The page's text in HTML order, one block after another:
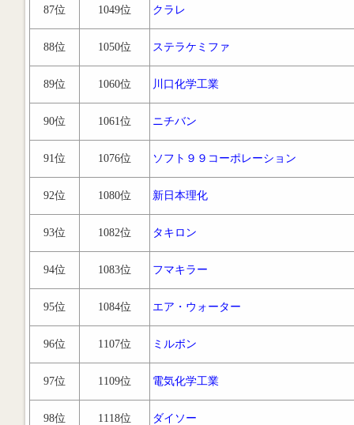
87位 1049位 クラレ
88位 1050位 ステラケミファ
89位 1060位 川口化学工業
90位 1061位 ニチバン
91位 1076位 ソフト９９コーポレーション
92位 1080位 新日本理化
93位 1082位 タキロン
94位 1083位 フマキラー
95位 1084位 エア・ウォーター
96位 1107位 ミルボン
97位 1109位 電気化学工業
98位 1118位 ダイソー